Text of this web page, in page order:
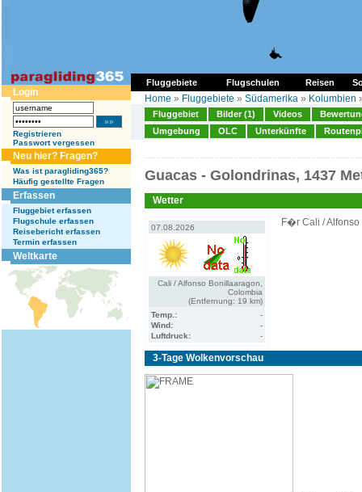
Fluggebiete Flugschulen Reisen
Login
Registrieren
Passwort vergessen
Neu hier? Fragen?
Was ist paragliding365?
Häufig gestellte Fragen
Erfassen
Fluggebiet erfassen
Flugschule erfassen
Reisebericht erfassen
Termin erfassen
Weltkarte
Home » Fluggebiete » Südamerika » Kolumbien
Fluggebiet Bilder (1) Videos
Umgebung
OLC Unterkünfte
Guacas - Golondrinas, 1437
Wetter
07.08.2026
Cali / Alfonso Bonillaaragon,
Colombia
(Entfernung: 19 km)
Temp.:
-
Wind:
-
Luftdruck:
-
F�r Cali /
3-Tage Wolkenvorschau